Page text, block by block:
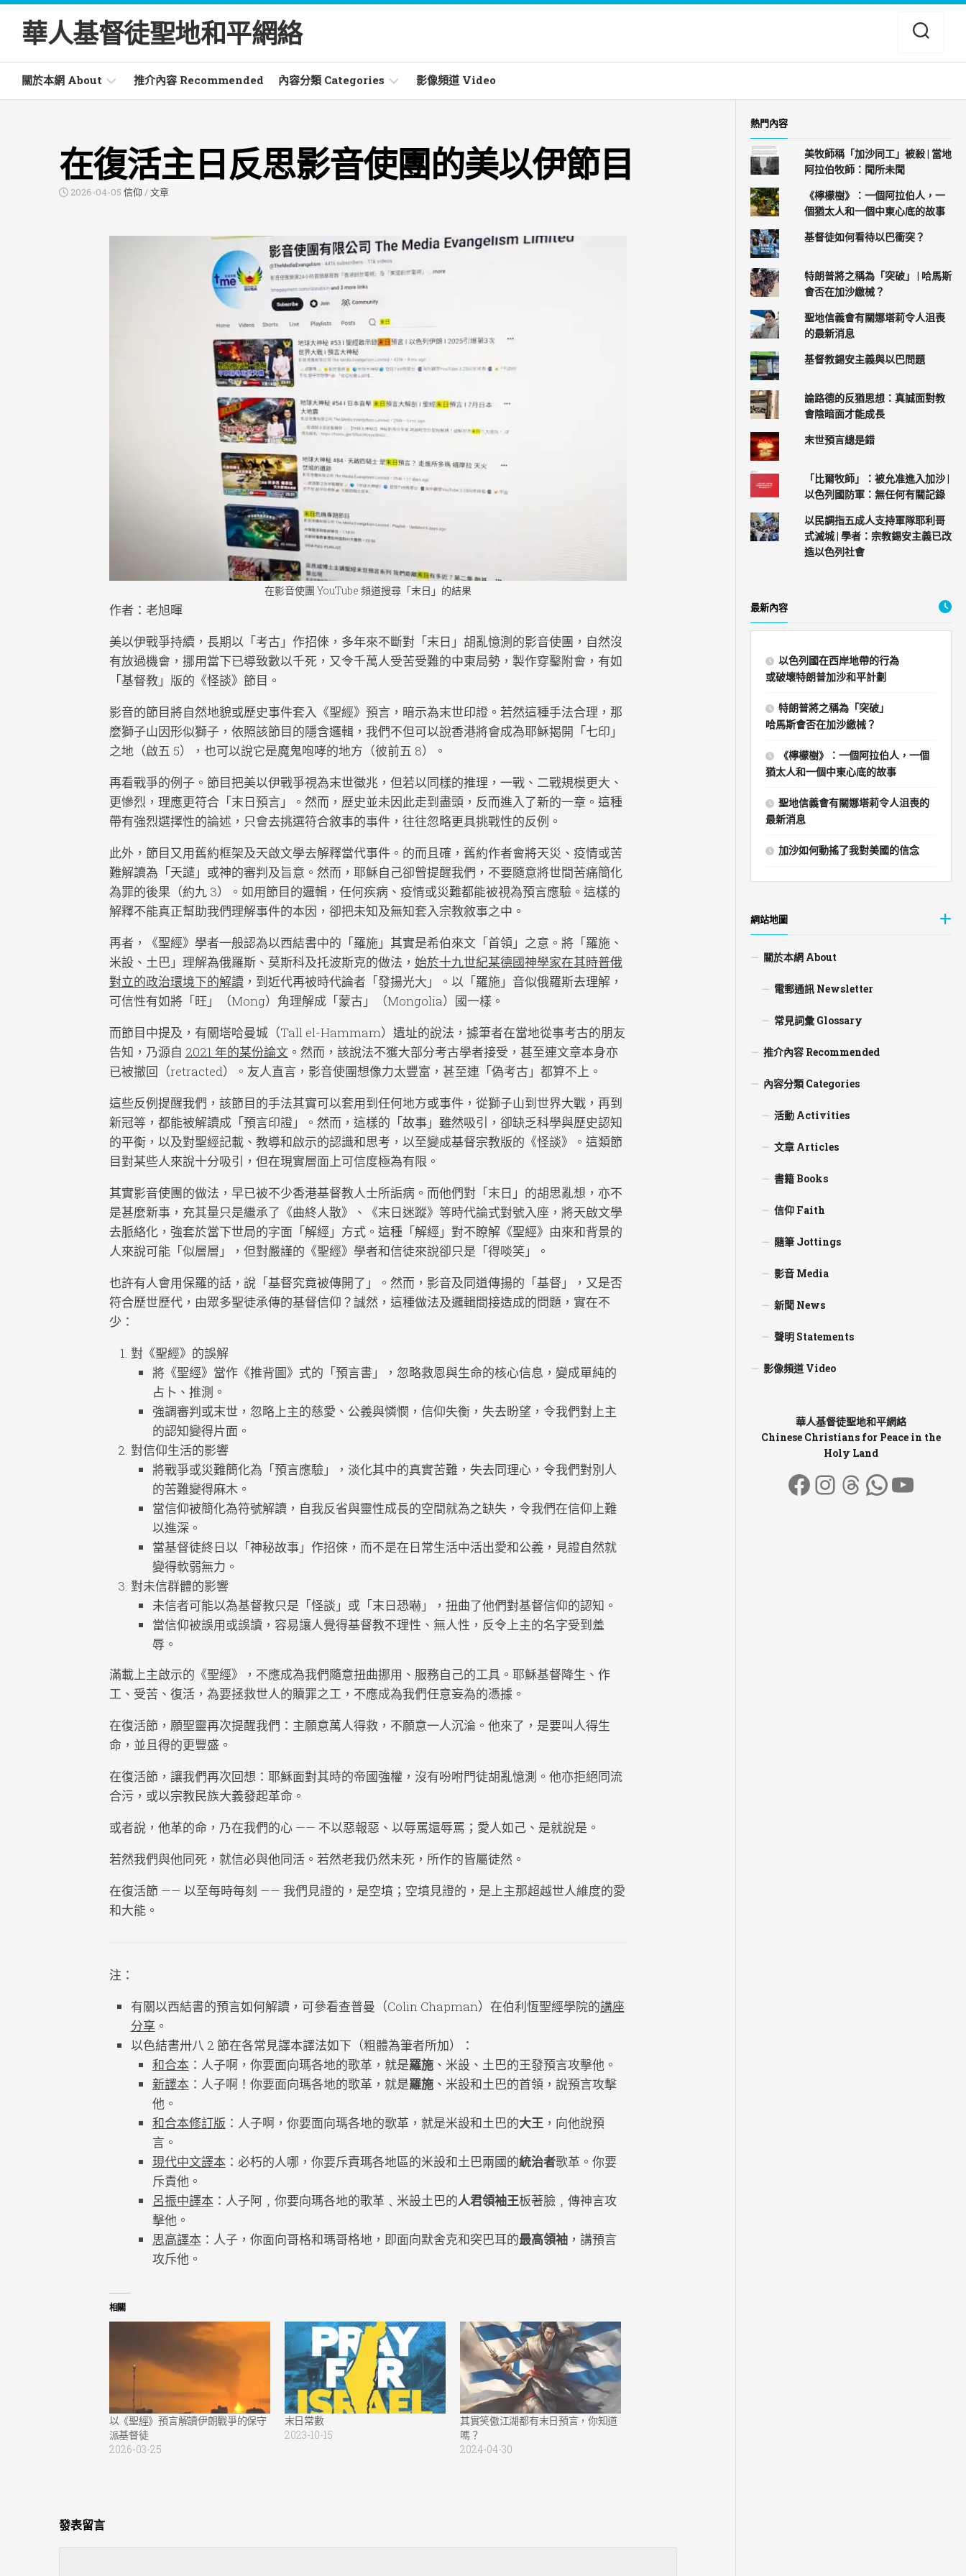
Skip
content華人基督徒聖地和平網絡
關於本網 About
Newsletter
推介內容 Recommended 內容分類 Categories
Activities
文
書
籍
Books
信
仰
Faith
隨
筆
Jottings
影
音
Media
新
聞
News
聲
明
Statements
影像頻道 Video
在復活主日反思影音使團的美以伊節目
2026-04-05 信仰 /文章
在影音使團 YouTube 頻道搜尋「末日」的結果
作者：老旭暉
美以伊戰爭持續，長期以「考古」作招倈，多年來不斷對「末日」胡亂憶測的影音使團，自然沒
有放過機會，挪用當下已導致數以千死，又令千萬人受苦受難的中東局勢，製作穿鑿附會，有如
「基督教」版的《怪談》節目。
影音的節目將自然地貌或歷史事件套入《聖經》預言，暗示為末世印證。若然這種手法合理，那
麼獅子山因形似獅子，依照該節目的隱含邏輯，我們不但可以說香港將會成為耶穌揭開「七印」
之地（啟五 5），也可以說它是魔鬼咆哮的地方（彼前五 8）。
再看戰爭的例子。節目把美以伊戰爭視為末世徵兆，但若以同樣的推理，一戰、二戰規模更大、
更慘烈，理應更符合「末日預言」。然而，歷史並未因此走到盡頭，反而進入了新的一章。這種
帶有強烈選擇性的論述，只會去挑選符合敘事的事件，往往忽略更具挑戰性的反例。
此外，節目又用舊約框架及天啟文學去解釋當代事件。的而且確，舊約作者會將天災、疫情或苦
難解讀為「天譴」或神的審判及旨意。然而，耶穌自己卻曾提醒我們，不要隨意將世間苦痛簡化
為罪的後果（約九 3）。如用節目的邏輯，任何疾病、疫情或災難都能被視為預言應驗。這樣的
解釋不能真正幫助我們理解事件的本因，卻把未知及無知套入宗教敘事之中。
再者，《聖經》學者一般認為以西結書中的「羅施」其實是希伯來文「首領」之意。將「羅施、
米設、土巴」理解為俄羅斯、莫斯科及托波斯克的做法， 始於十九世紀某德國神學家在其時普俄
對立的政治環境下的解讀，到近代再被時代論者「發揚光大」。以「羅施」音似俄羅斯去理解，
可信性有如將「旺」（Mong）角理解成「蒙古」（Mongolia）國一樣。
而節目中提及，有關塔哈曼城（Tall el-Hammam）遺址的說法，據筆者在當地從事考古的朋友
告知，乃源自 2021 年的某份論文。然而，該說法不獲大部分考古學者接受，甚至連文章本身亦
已被撤回（retracted）。友人直言，影音使團想像力太豐富，甚至連「偽考古」都算不上。
這些反例提醒我們，該節目的手法其實可以套用到任何地方或事件，從獅子山到世界大戰，再到
新冠等，都能被解讀成「預言印證」。然而，這樣的「故事」雖然吸引，卻缺乏科學與歷史認知
的平衡，以及對聖經記載、教導和啟示的認識和思考，以至變成基督宗教版的《怪談》。這類節
目對某些人來說十分吸引，但在現實層面上可信度極為有限。
其實影音使團的做法，早已被不少香港基督教人士所詬病。而他們對「末日」的胡思亂想，亦不
是甚麼新事，充其量只是繼承了《曲終人散》、《末日迷蹤》等時代論式對號入座，將天啟文學
去脈絡化，強套於當下世局的字面「解經」方式。這種「解經」對不瞭解《聖經》由來和背景的
人來說可能「似層層」，但對嚴謹的《聖經》學者和信徒來說卻只是「得啖笑」。
也許有人會用保羅的話，說「基督究竟被傳開了」。然而，影音及同道傳揚的「基督」，又是否
符合歷世歷代，由眾多聖徒承傳的基督信仰？誠然，這種做法及邏輯間接造成的問題，實在不
少：
對《聖經》的誤解
將《聖經》當作《推背圖》式的「預言書」，忽略救恩與生命的核心信息，變成單純的
占卜、推測。
強調審判或末世，忽略上主的慈愛、公義與憐憫，信仰失衡，失去盼望，令我們對上主
的認知變得片面。
對信仰生活的影響
將戰爭或災難簡化為「預言應驗」，淡化其中的真實苦難，失去同理心，令我們對別人
的苦難變得麻木。
當信仰被簡化為符號解讀，自我反省與靈性成長的空間就為之缺失，令我們在信仰上難
以進深。
當基督徒終日以「神秘故事」作招倈，而不是在日常生活中活出愛和公義，見證自然就
變得軟弱無力。
對未信群體的影響
未信者可能以為基督教只是「怪談」或「末日恐嚇」，扭曲了他們對基督信仰的認知。
當信仰被誤用或誤讀，容易讓人覺得基督教不理性、無人性，反令上主的名字受到羞
辱。
滿載上主啟示的《聖經》，不應成為我們隨意扭曲挪用、服務自己的工具。耶穌基督降生、作
工、受苦、復活，為要拯救世人的贖罪之工，不應成為我們任意妄為的憑據。
在復活節，願聖靈再次提醒我們：主願意萬人得救，不願意一人沉淪。他來了，是要叫人得生
命，並且得的更豐盛。
在復活節，讓我們再次回想：耶穌面對其時的帝國強權，沒有吩咐門徒胡亂憶測。他亦拒絕同流
合污，或以宗教民族大義發起革命。
或者說，他革的命，乃在我們的心 —— 不以惡報惡、以辱罵還辱罵；愛人如己、是就說是。
若然我們與他同死，就信必與他同活。若然老我仍然未死，所作的皆屬徒然。
在復活節 —— 以至每時每刻 —— 我們見證的，是空墳；空墳見證的，是上主那超越世人維度的愛
和大能。
注：
有關以西結書的預言如何解讀，可參看查普曼（Colin Chapman）在伯利恆聖經學院的講座
分享 。
以色結書卅八 2 節在各常見譯本譯法如下（粗體為筆者所加）：
和合本：人子啊，你要面向瑪各地的歌革，就是羅施、米設、土巴的王發預言攻擊他。
新譯本：人子啊！你要面向瑪各地的歌革，就是羅施、米設和土巴的首領，說預言攻擊
他。
和合本修訂版 ：人子啊，你要面向瑪各地的歌革，就是米設和土巴的大王，向他說預
言。
現代中文譯本：必朽的人哪，你要斥責瑪各地區的米設和土巴兩國的統治者歌革。你要
斥責他。
呂振中譯本：人子阿﹐你要向瑪各地的歌革﹑米設土巴的人君領袖王板著臉﹐傳神言攻
擊他。
思高譯本：人子，你面向哥格和瑪哥格地，即面向默舍克和突巴耳的最高領袖，講預言
攻斥他。
相關
以《聖經》預言解讀伊朗戰爭的保守
派基督徒
2026-03-25
末日常數
2023-10-15
其實笑傲江湖都有末日預言，你知道
嗎？
2024-04-30
發表留言
熱門內容
美牧師稱「加沙同工」被殺 | 當地
阿拉伯牧師：聞所未聞
《檸檬樹》：一個阿拉伯人，一
個猶太人和一個中東心底的故事
基督徒如何看待以巴衝突？
特朗普將之稱為「突破」 | 哈馬斯
會否在加沙繳械？
聖地信義會有關娜塔莉令人沮喪
的最新消息
基督教錫安主義與以巴問題
論路德的反猶思想：真誠面對教
會陰暗面才能成長
末世預言總是錯
「比爾牧師」：被允准進入加沙 |
以色列國防軍：無任何有關記錄
以民調指五成人支持軍隊耶利哥
式滅城 | 學者：宗教錫安主義已改
造以色列社會
最新內容
以色列國在西岸地帶的行為
或破壞特朗普加沙和平計劃
特朗普將之稱為「突破」
哈馬斯會否在加沙繳械？
《檸檬樹》：一個阿拉伯人，一個
猶太人和一個中東心底的故事
聖地信義會有關娜塔莉令人沮喪的
最新消息
加沙如何動搖了我對美國的信念
網站地圖
關於本網 About
電郵通訊 Newsletter
常見詞彙 Glossary
推介內容 Recommended
內容分類 Categories
活動 Activities
文章 Articles
書籍 Books
信仰 Faith
隨筆 Jottings
影音 Media
新聞 News
聲明 Statements
影像頻道 Video
華人基督徒聖地和平網絡
Chinese Christians for Peace in the
Holy Land
Facebook
Instagram
Threads